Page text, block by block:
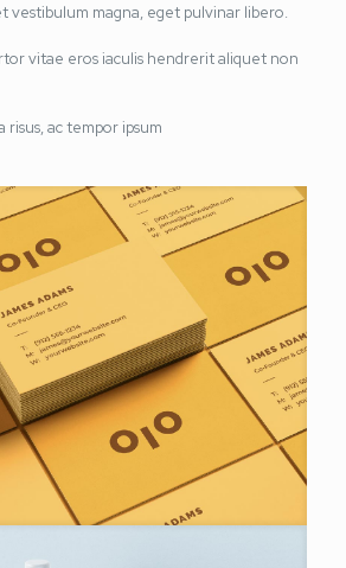
vestibulum magna, eget pulvinar libero.
vitae eros iaculis hendrerit aliquet non
risus, ac tempor ipsum